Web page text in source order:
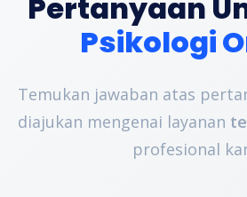
Pertanyaan
Psikologi
Temukan jawaban atas
diajukan mengenai layanan
profesional